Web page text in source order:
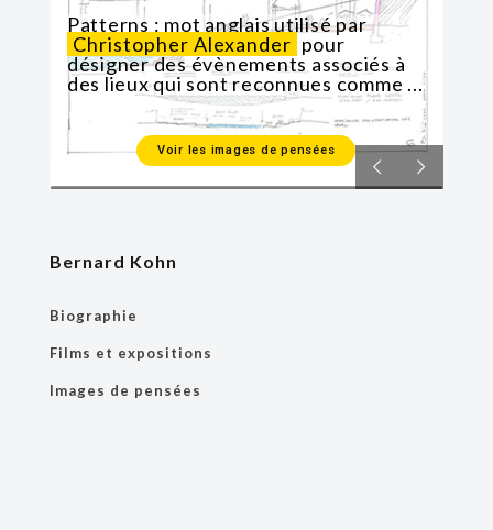
Patterns : mot anglais utilisé par
Christopher Alexander pour
désigner des évènements associés à
des lieux qui sont reconnues comme ...
Voir les images de pensées
Bernard Kohn
Biographie
Films et expositions
Images de pensées